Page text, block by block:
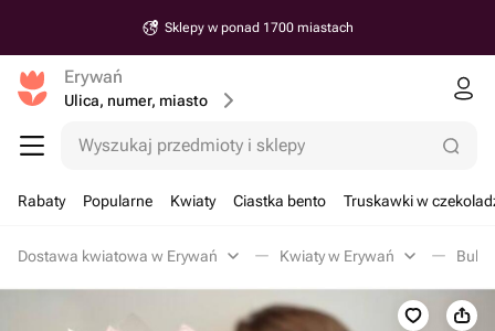
Sklepy w ponad 1700 miastach
Erywań
Ulica, numer, miasto
Wyszukaj przedmioty i sklepy
Rabaty Popularne Kwiaty Ciastka bento Truskawki w
Dostawa kwiatowa w Erywań Kwiaty w Erywań